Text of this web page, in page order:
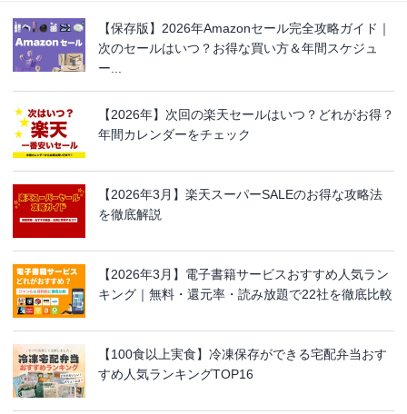
【保存版】2026年Amazonセール完全攻略ガイド｜
次のセールはいつ？お得な買い方＆年間スケジュ
ー...
【2026年】次回の楽天セールはいつ？どれがお得？
年間カレンダーをチェック
【2026年3月】楽天スーパーSALEのお得な攻略法
を徹底解説
【2026年3月】電子書籍サービスおすすめ人気ラン
キング｜無料・還元率・読み放題で22社を徹底比較
【100食以上実食】冷凍保存ができる宅配弁当おす
すめ人気ランキングTOP16